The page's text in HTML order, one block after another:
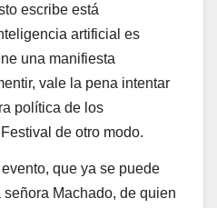
escribe está
artificial es
una manifiesta
vale la pena intentar
política de los
de otro modo.
que ya se puede
Machado, de quien